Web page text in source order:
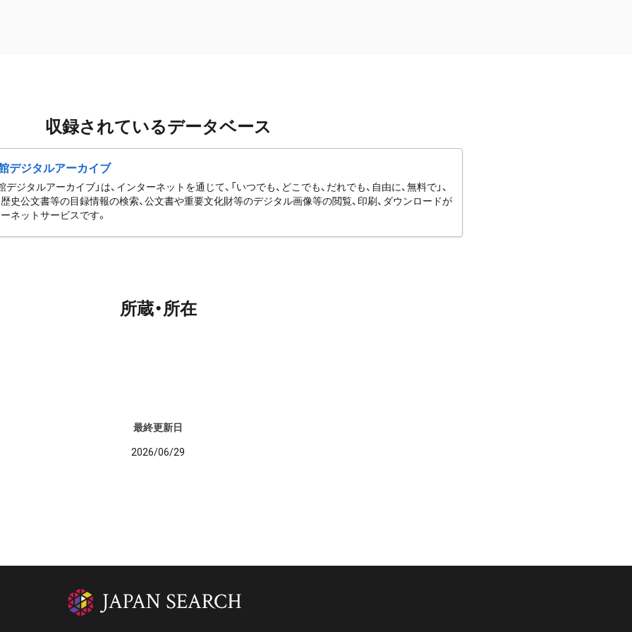
収録されているデータベース
デジタルアーカイブ
デジタルアーカイブ」は、インターネットを通じて、「いつでも、どこでも、だれでも、自由に、無料で」、
史公文書等の目録情報の検索、公文書や重要文化財等のデジタル画像等の閲覧、印刷、ダウンロードが
ネットサービスです。
所蔵・所在
最終更新日
2026/06/29